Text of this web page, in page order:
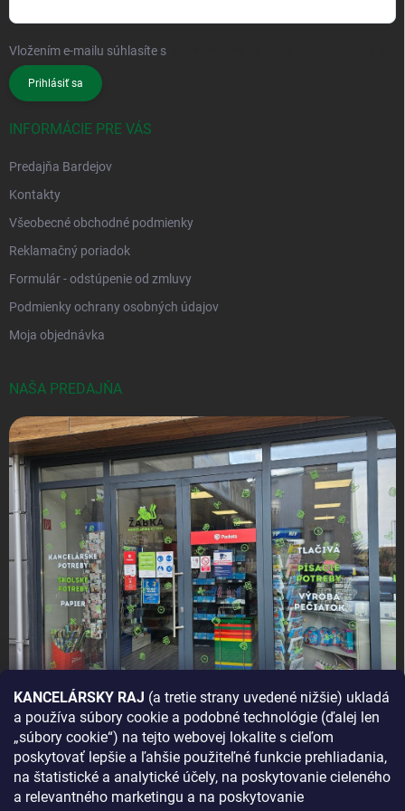
KANCELÁRSKY RAJ (a tretie strany uvedené nižšie) ukladá
a používa súbory cookie a podobné technológie (ďalej len
„súbory cookie“) na tejto webovej lokalite s cieľom
poskytovať lepšie a ľahšie použiteľné funkcie prehliadania,
na štatistické a analytické účely, na poskytovanie cieleného
a relevantného marketingu a na poskytovanie
Vložením e-mailu súhlasíte s
Prihlásiť sa
INFORMÁCIE PRE VÁS
Predajňa Bardejov
Kontakty
Všeobecné obchodné podmienky
Reklamačný poriadok
Formulár - odstúpenie od zmluvy
Podmienky ochrany osobných údajov
Moja objednávka
NAŠA PREDAJŇA
AKO SA K NÁM DOSTANETE?